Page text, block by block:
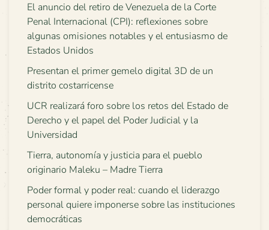
El anuncio del retiro de Venezuela de la Corte
Penal Internacional (CPI): reflexiones sobre
algunas omisiones notables y el entusiasmo de
Estados Unidos
Presentan el primer gemelo digital 3D de un
distrito costarricense
UCR realizará foro sobre los retos del Estado de
Derecho y el papel del Poder Judicial y la
Universidad
Tierra, autonomía y justicia para el pueblo
originario Maleku – Madre Tierra
Poder formal y poder real: cuando el liderazgo
personal quiere imponerse sobre las instituciones
democráticas